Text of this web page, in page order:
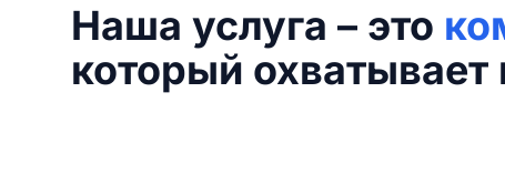
Наша услуга – это
который охватывает